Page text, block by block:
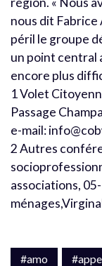
nous dit
péril le groupe
un point central
encore plus
1 Volet
Passage
e-mail:
2 Autres
associations,
#amo